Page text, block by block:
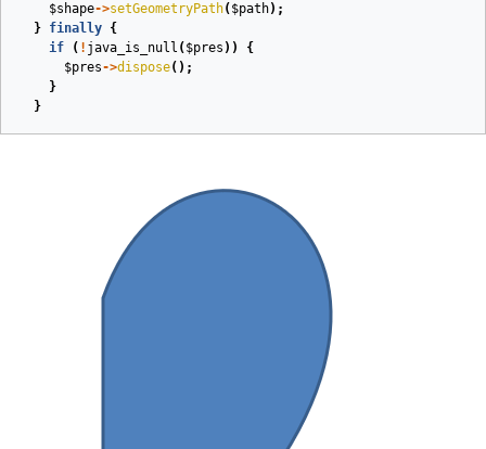
$shape->setGeometryPath( $path);
} finally {
if
( ! java_is_null ( $pres ))
{
$pres->dispose();
}
}